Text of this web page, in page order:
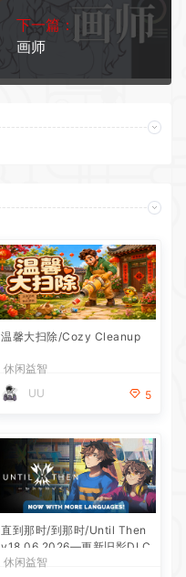
下一篇：
画师
温馨大扫除/Cozy Cleanup
休闲益智
UU
5
直到那时/到那时/Until Then
v18.06.2026—更新旧影DLC
休闲益智